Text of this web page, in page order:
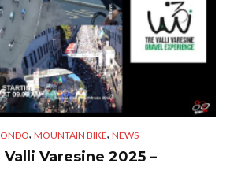
, MOUNTAIN BIKE, NEWS
Varesine 2025 –